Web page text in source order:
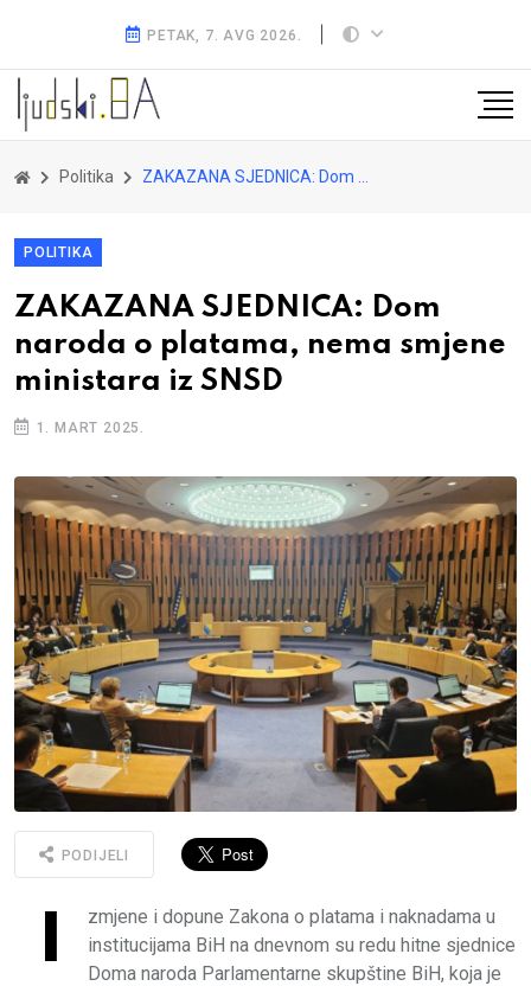
PETAK, 7. AVG 2026.
Politika ZAKAZANA SJEDNICA: Dom naroda o platama, nema smjene ministara iz SNSD
POLITIKA
ZAKAZANA SJEDNICA: Dom
naroda o platama, nema smjene
ministara iz SNSD
1. MART 2025.
PODIJELI
I
zmjene i dopune Zakona o platama i naknadama u
institucijama BiH na dnevnom su redu hitne sjednice
Doma naroda Parlamentarne skupštine BiH, koja je